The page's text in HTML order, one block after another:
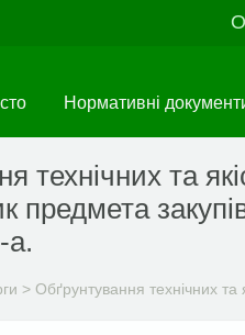
Нормативні
технічних та
предмета
а.
> Обґрунтування технічних та